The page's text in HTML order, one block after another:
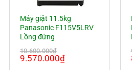
Máy giặt 11.5kg
Panasonic F115V5LRV
Lồng đứng
10.600.000₫
Giá
9.570.000₫Giá